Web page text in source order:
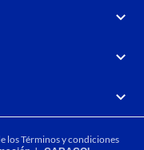
losTérminos y condiciones